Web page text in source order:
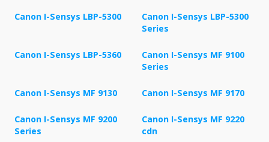
Canon I-Sensys LBP-5300
Canon I-Sensys LBP-5300
Series
Canon I-Sensys LBP-5360
Canon I-Sensys MF 9100
Series
Canon I-Sensys MF 9130 Canon I-Sensys MF 9170
Canon I-Sensys MF 9200
Series
Canon I-Sensys MF 9220
cdn